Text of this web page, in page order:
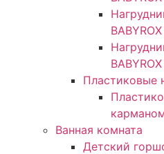
Пластиковые
Ванная комната
Детский